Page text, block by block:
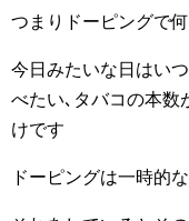
つまりドーピングで
今日みたいな日はい
べたい､タバコの本数
けです
ドーピングは一時的